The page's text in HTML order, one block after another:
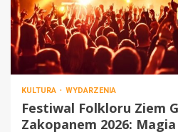
KULTURA WYDARZENIA
Festiwal Folkloru Ziem
Zakopanem 2026: